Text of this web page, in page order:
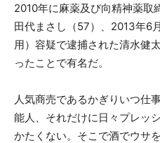
2010年に麻薬及び向精神薬取
田代まさし（57）、2013年6
用）容疑で逮捕された清水健
ったことで有名だ。
人気商売であるかぎりいつ仕
能人、それだけに日々プレッ
かたくない。そこで酒でウサ